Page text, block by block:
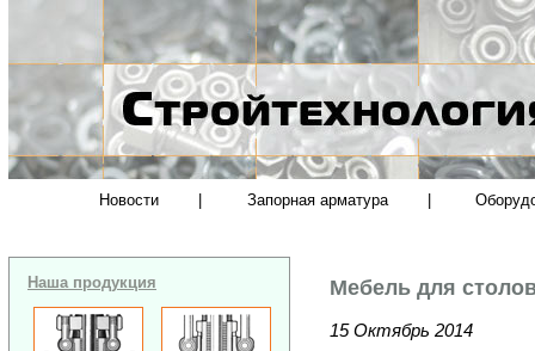
Новости Запорная арматура
Наша продукция Мебель для
15 Октябрь 2014